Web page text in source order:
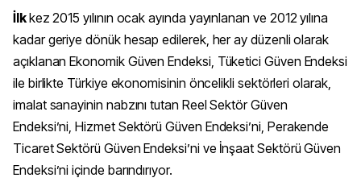
İlkkez 2015 yılının ocak ayında yayınlanan ve 2012 yılına
kadar geriye dönük hesap edilerek, her ay düzenli olarak
açıklanan Ekonomik Güven Endeksi, Tüketici Güven Endeksi
ile birlikte Türkiye ekonomisinin öncelikli sektörleri olarak,
imalat sanayinin nabzını tutan Reel Sektör Güven
Endeksi’ni, Hizmet Sektörü Güven Endeksi’ni, Perakende
Ticaret Sektörü Güven Endeksi’ni ve İnşaat Sektörü Güven
Endeksi’ni içinde barındırıyor.